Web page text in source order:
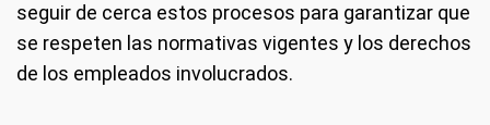
seguir de cerca estos procesos para garantizar que
se respeten las normativas vigentes y los derechos
de los empleados involucrados.